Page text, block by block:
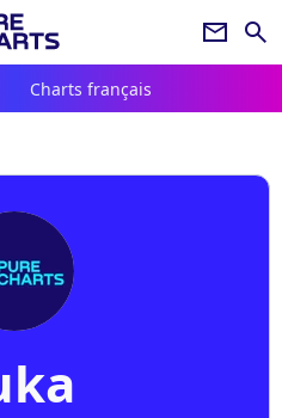
newsletter search
Charts français